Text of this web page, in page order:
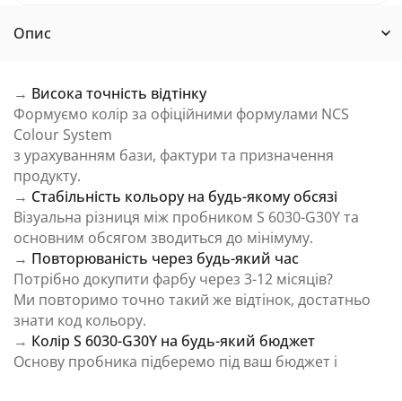
Опис
→ Висока точність відтінку
Формуємо колір за офіційними формулами NCS
Colour System
з урахуванням бази, фактури та призначення
продукту.
→ Стабільність кольору на будь-якому обсязі
Візуальна різниця між пробником S 6030-G30Y та
основним обсягом зводиться до мінімуму.
→ Повторюваність через будь-який час
Потрібно докупити фарбу через 3-12 місяців?
Ми повторимо точно такий же відтінок, достатньо
знати код кольору.
→ Колір S 6030-G30Y на будь-який бюджет
Основу пробника підберемо під ваш бюджет і